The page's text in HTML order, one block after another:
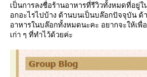
เป็นการลงชื่อร้านอาหารที่รีวิวทั้งหมดที่อยู่
อกอะไรไปบ้าง ด้านบนเป็นบล๊อกปัจจุบัน ด้
อาหารในบล๊อกทั้งหมดนะคะ อยากจะให้เพื่
เก่า ๆ ที่ทำไว้ด้วยค่ะ